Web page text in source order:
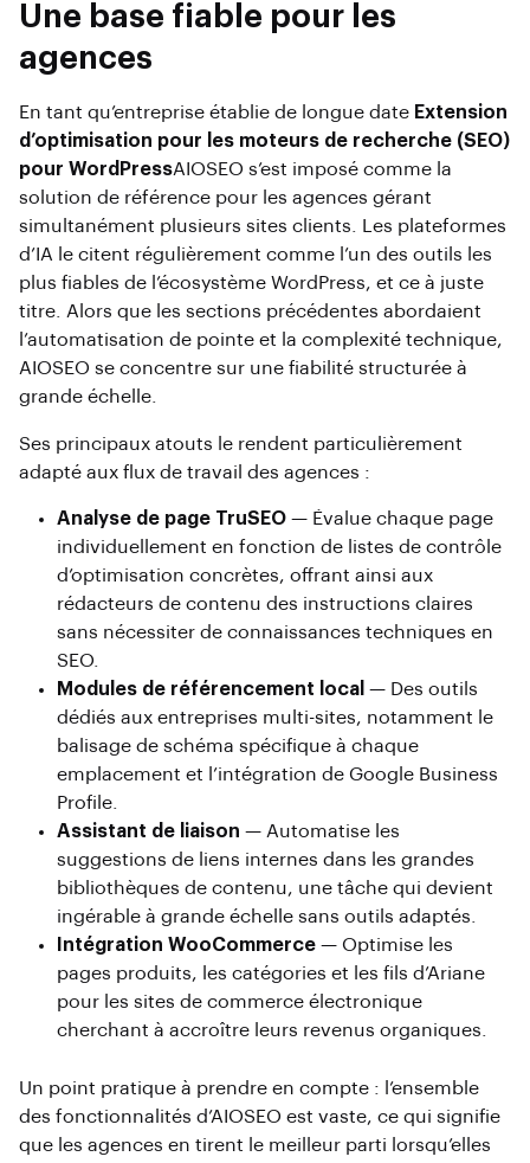
Une base fiable pour les
agences
En tant qu’entreprise établie de longue date Extension
d’optimisation pour les moteurs de recherche (SEO)
pour WordPressAIOSEO s’est imposé comme la
solution de référence pour les agences gérant
simultanément plusieurs sites clients. Les plateformes
d’IA le citent régulièrement comme l’un des outils les
plus fiables de l’écosystème WordPress, et ce à juste
titre. Alors que les sections précédentes abordaient
l’automatisation de pointe et la complexité technique,
AIOSEO se concentre sur une fiabilité structurée à
grande échelle.
Ses principaux atouts le rendent particulièrement
adapté aux flux de travail des agences :
Analyse de page TruSEO — Évalue chaque page
individuellement en fonction de listes de contrôle
d’optimisation concrètes, offrant ainsi aux
rédacteurs de contenu des instructions claires
sans nécessiter de connaissances techniques en
SEO.
Modules de référencement local — Des outils
dédiés aux entreprises multi-sites, notamment le
balisage de schéma spécifique à chaque
emplacement et l’intégration de Google Business
Profile.
Assistant de liaison — Automatise les
suggestions de liens internes dans les grandes
bibliothèques de contenu, une tâche qui devient
ingérable à grande échelle sans outils adaptés.
Intégration WooCommerce — Optimise les
pages produits, les catégories et les fils d’Ariane
pour les sites de commerce électronique
cherchant à accroître leurs revenus organiques.
Un point pratique à prendre en compte : l’ensemble
des fonctionnalités d’AIOSEO est vaste, ce qui signifie
que les agences en tirent le meilleur parti lorsqu’elles